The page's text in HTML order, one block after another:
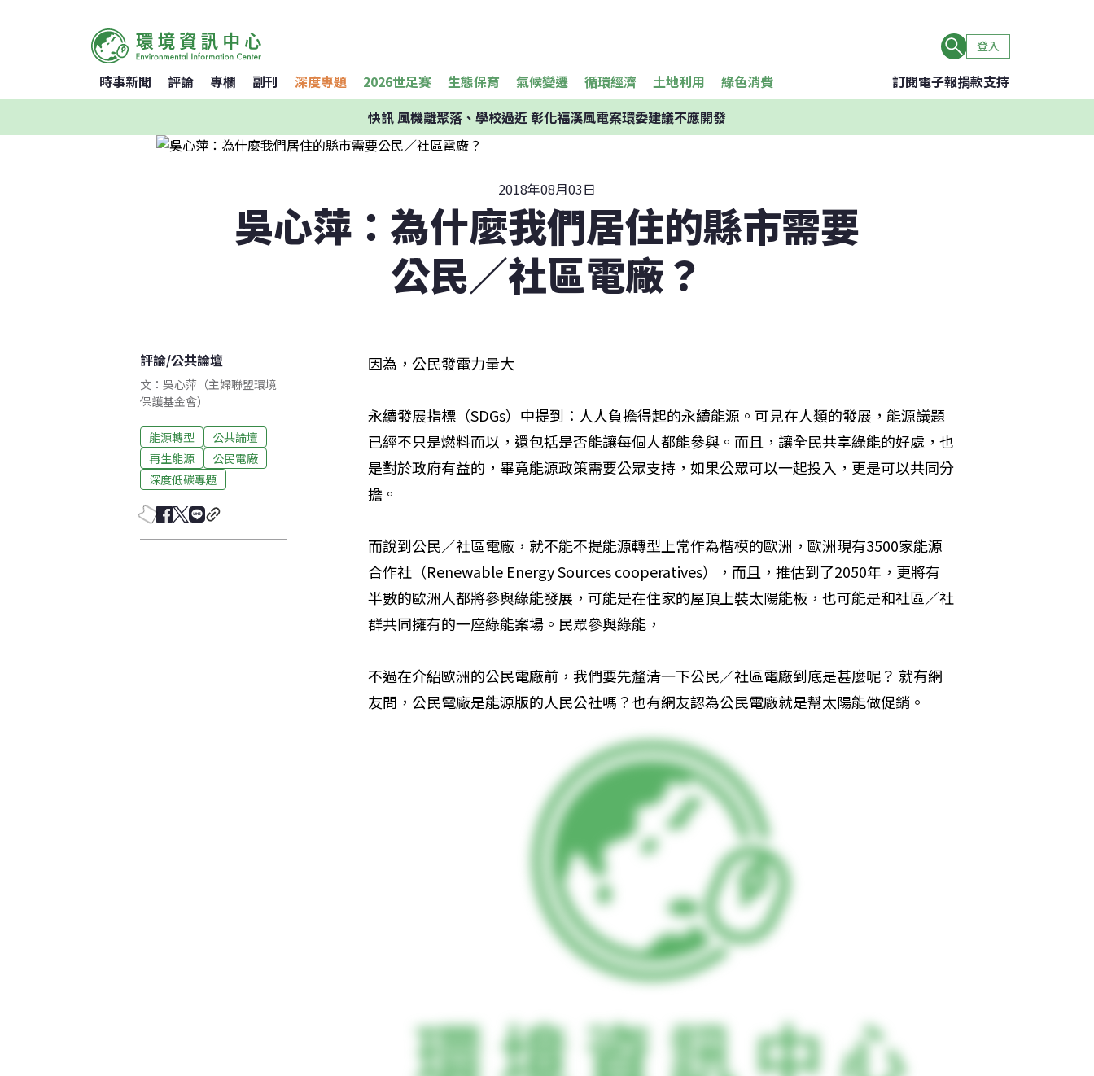
登入
時事新聞 評論 專欄 副刊 深度專題 2026世足賽 生態保育 氣候變遷 循環經濟 土地利用 綠色消費 訂閱電子報捐款支持
快訊風機離聚落、學校過近 彰化福漢風電案環委建議不應開發
2018年08月03日
吳心萍：為什麼我們居住的縣市需要
公民／社區電廠？
評論/公共論壇
文：吳心萍（主婦聯盟環境
保護基金會）
能源轉型
公共論壇
再生能源
公民電廠
深度低碳專題
因為，公民發電力量大
永續發展指標（SDGs）中提到：人人負擔得起的永續能源。可見在人類的發展，能源議題
已經不只是燃料而以，還包括是否能讓每個人都能參與。而且，讓全民共享綠能的好處，也
是對於政府有益的，畢竟能源政策需要公眾支持，如果公眾可以一起投入，更是可以共同分
擔。
而說到公民／社區電廠，就不能不提能源轉型上常作為楷模的歐洲，歐洲現有3500家能源
合作社（Renewable Energy Sources cooperatives），而且，推估到了2050年，更將有
半數的歐洲人都將參與綠能發展，可能是在住家的屋頂上裝太陽能板，也可能是和社區／社
群共同擁有的一座綠能案場。民眾參與綠能，
不過在介紹歐洲的公民電廠前，我們要先釐清一下公民／社區電廠到底是甚麼呢？ 就有網
友問，公民電廠是能源版的人民公社嗎？也有網友認為公民電廠就是幫太陽能做促銷。